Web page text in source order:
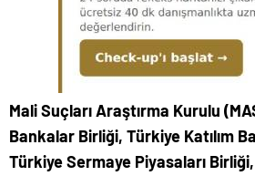
Mali Suçları Araştırma Kurulu
Bankalar Birliği, Türkiye Katılım
Türkiye Sermaye Piyasaları